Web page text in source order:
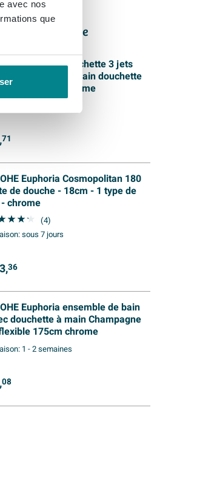
avec nos
que
de cette série
Euphoria douchette 3 jets
massage smartrain douchette
mm ecojoy chrome
71
Euphoria Cosmopolitan 180
de douche - 18cm - 1 type de
chrome
(4)
sous 7 jours
36
Euphoria ensemble de bain
douchette à main Champagne
175cm chrome
1 - 2 semaines
08